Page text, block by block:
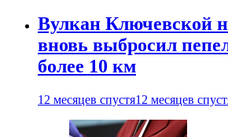
Вулкан Ключевской
вновь выбросил
более 10 км
12 месяцев спустя12 месяцев